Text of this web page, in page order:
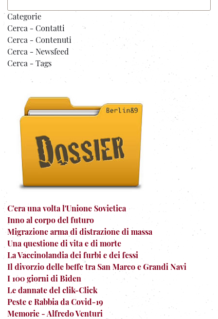
Categorie
Cerca - Contatti
Cerca - Contenuti
Cerca - Newsfeed
Cerca - Tags
C'era una volta l'Unione Sovietica
Inno al corpo del futuro
Migrazione arma di distrazione di massa
Una questione di vita e di morte
La Vaccinolandia dei furbi e dei fessi
Il divorzio delle beffe tra San Marco e Grandi Navi
I 100 giorni di Biden
Le dannate del clik-Click
Peste e Rabbia da Covid-19
Memorie - Alfredo Venturi